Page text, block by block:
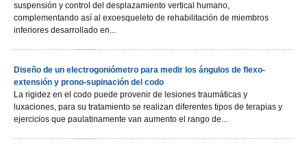
suspensión y control del desplazamiento vertical humano,
complementando así al exoesqueleto de rehabilitación de miembros
inferiores desarrollado en...
Diseño de un electrogoniómetro para medir los ángulos de flexo-
extensión y prono-supinación del codo
La rigidez en el codo puede provenir de lesiones traumáticas y
luxaciones, para su tratamiento se realizan diferentes tipos de terapias y
ejercicios que paulatinamente van aumento el rango de...